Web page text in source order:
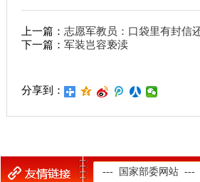
上一篇： 志愿军教员：口袋里有封
下一篇： 军装岂容亵渎
分享到：
--- 国家部委网站 ---